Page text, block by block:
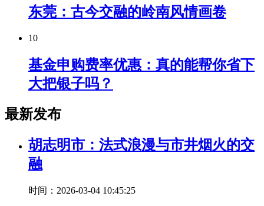
东莞：古今交融的岭南风情画卷
10
基金申购费率优惠：真的能帮你省下
大把银子吗？
最新发布
胡志明市：法式浪漫与市井烟火的交
融
时间：2026-03-04 10:45:25